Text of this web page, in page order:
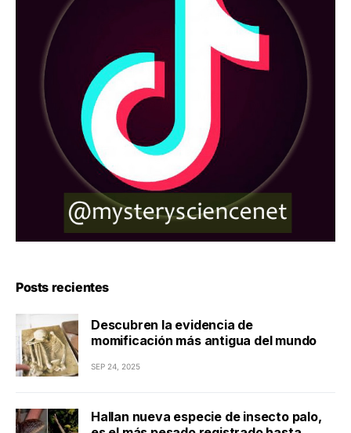
Posts recientes
Descubren la evidencia de
momificación más antigua del mundo
SEP 24, 2025
Hallan nueva especie de insecto palo,